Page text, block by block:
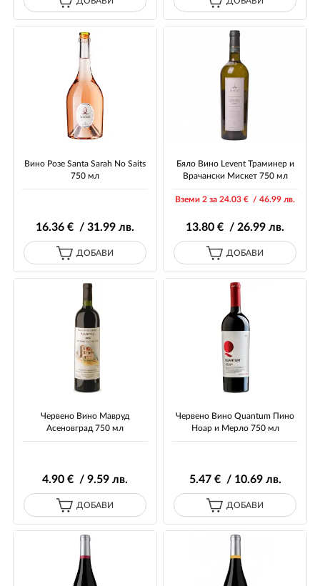
Вино Розе Santa Sarah No Saits
750 мл
16.36€ / 31.99лв.
ДОБАВИ
Бяло Вино Levent Траминер и
Врачански Мискет 750 мл
Вземи 2 за 24.03 € / 46.99 лв.
13.80 € / 26.99 лв.
ДОБАВИ
Червено Вино Мавруд
Асеновград 750 мл
4.90€ / 9.59лв.
ДОБАВИ
Червено Вино Quantum Пино
Ноар и Мерло 750 мл
5.47€ / 10.69лв.
ДОБАВИ